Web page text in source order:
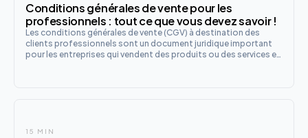
Conditions générales de vente pour les
professionnels : tout ce que vous devez savoir !
Les conditions générales de vente (CGV) à destination des
clients professionnels sont un document juridique important
pour les entreprises qui vendent des produits ou des services en
15 MIN